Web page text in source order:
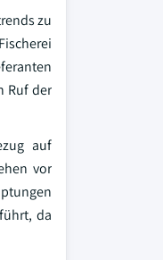
zu
Ruf der
auf
vor
da